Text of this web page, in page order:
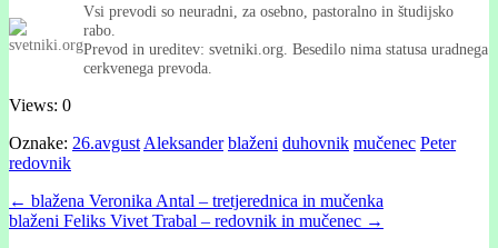
Vsi prevodi so neuradni, za osebno, pastoralno in študijsko
rabo.
Prevod in ureditev: svetniki.org. Besedilo nima statusa uradnega
cerkvenega prevoda.
Views: 0
Oznake: 26.avgust Aleksander blaženi duhovnik mučenec Peter
redovnik
Post
navigation
← blažena Veronika Antal – tretjerednica in mučenka
blaženi Feliks Vivet Trabal – redovnik in mučenec →